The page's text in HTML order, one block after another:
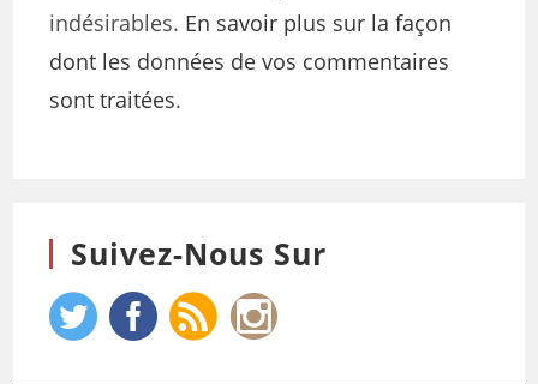
indésirables. En savoir plus sur la façon
dont les données de vos commentaires
sont traitées.
Suivez-Nous Sur